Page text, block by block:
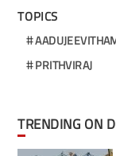
TOPICS
PRITHVIRAJ
TRENDING ON